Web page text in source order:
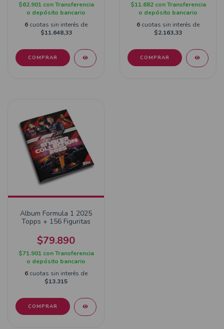
$62.901 con Transferencia
o depósito bancario
6 cuotas sin interés de
$11.648,33
$11.682 con Transferencia
o depósito bancario
6 cuotas sin interés de
$2.163,33
Album Formula 1 2025
Topps + 156 Figuritas
$79.890
$71.901 con Transferencia
o depósito bancario
6 cuotas sin interés de
$13.315